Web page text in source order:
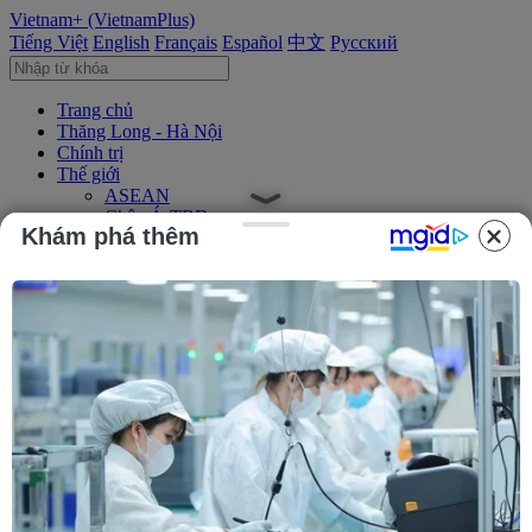
Vietnam+ (VietnamPlus)
Tiếng Việt English Français Español 中文 Русский
Trang chủ
Thăng Long - Hà Nội
Chính trị
Thế giới
ASEAN
Châu Á-TBD
Trung Đông
Châu Mỹ
Kinh doanh
Tài chính
Tín dụng nông thôn
Chứng khoán
Bất động sản
Doanh nghiệp
Thông tin doanh nghiệp
Thông cáo báo chí
Xã hội
Khám phá thêm